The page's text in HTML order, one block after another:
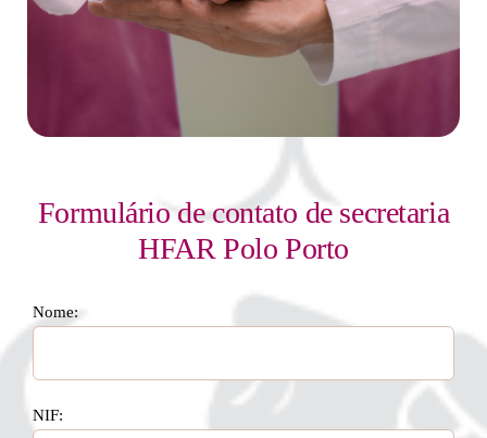
Formulário de contato de secretaria
HFAR Polo Porto
Nome:
NIF: